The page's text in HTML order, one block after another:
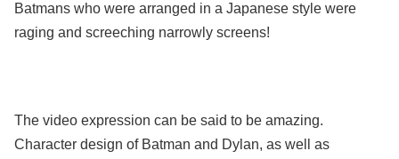
Batmans who were arranged in a Japanese style were
raging and screeching narrowly screens!
The video expression can be said to be amazing.
Character design of Batman and Dylan, as well as